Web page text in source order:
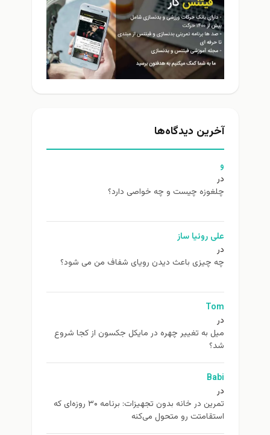
آخرین دیدگاه‌ها
و
در
چلغوزه چیست و چه خواصی دارد؟
علی روئیا ساز
در
چه چیزی باعث دیدن رویای شفاف من می شود؟
Tom
در
ميل به تغيير چهره در مایکل جکسون از كجا شروع
شد؟
Babi
در
تمرین در خانه بدون تجهیزات: برنامه ۳۰ روزه‌ای که
استقامتت رو متحول می‌کنه